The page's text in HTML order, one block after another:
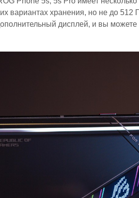
вариантах хранения, но не до
дисплей, и вы